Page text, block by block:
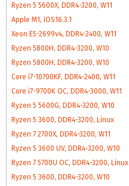
Ryzen 5 5600X, DDR4-3200, W11
Apple M1, iOS16.3.1
Xeon E5-2699v4, DDR4-2400, W11
Ryzen 5800H, DDR4-3200, W10
Ryzen 5800H, DDR4-3200, W10
Core i7-10700KF, DDR4-2400, W11
Core i7-9700K OC, DDR4-3000, W11
Ryzen 5 5600G, DDR4-3200, W10
Ryzen 5 3600, DDR4-3200, Linux
Ryzen 7 2700X, DDR4-3200, W11
Ryzen 5 3600 UV, DDR4-3200, W10
Ryzen 7 5700U OC, DDR4-3200, Linux
Ryzen 5 3600, DDR4-3200, W10